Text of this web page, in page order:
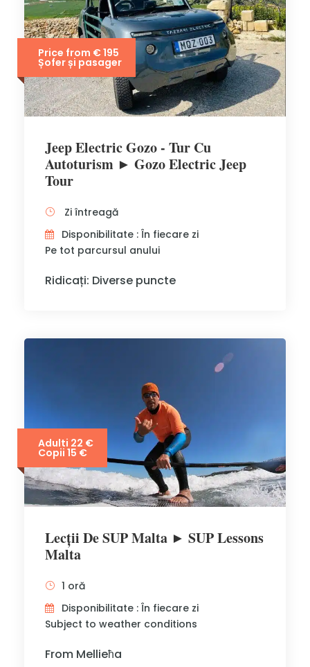
Price from € 195
Șofer și pasager
Jeep Electric Gozo - Tur Cu
Autoturism ► Gozo Electric Jeep
Tour
Zi întreagă
Disponibilitate : În fiecare zi
Pe tot parcursul anului
Ridicați: Diverse puncte
Adulti 22 €
Copii 15 €
Lecții De SUP Malta ► SUP Lessons
Malta
1 oră
Disponibilitate : În fiecare zi
Subject to weather conditions
From Mellieħa